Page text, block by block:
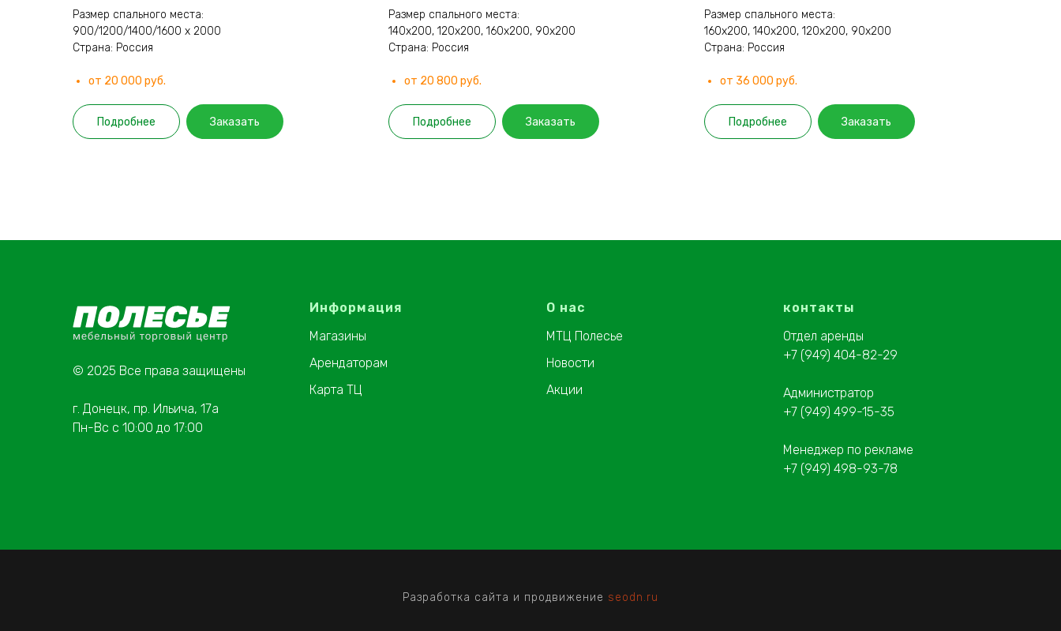
Размер спального места:
900/1200/1400/1600 х 2000
Страна: Россия
от 20 000 руб.
Подробнее Заказать
Размер спального места:
140х200, 120х200, 160х200, 90х200
Страна: Россия
от 20 800 руб.
Подробнее Заказать
Размер спального места:
160х200, 140х200, 120х200, 90х200
Страна: Россия
от 36 000 руб.
Подробнее Заказать
© 2025 Все права защищены
г. Донецк, пр. Ильича, 17а
Пн-Вс с 10:00 до 17:00
Информация
Магазины
Арендаторам
Карта ТЦ
О нас
МТЦ Полесье
Новости
Акции
контакты
Отдел аренды
+7 (949) 404-82-29
Администратор
+7 (949) 499-15-35
Менеджер по рекламе
+7 (949) 498-93-78
Разработка сайта и продвижение seodn.ru